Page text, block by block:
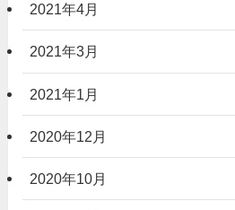
2021年4月
2021年3月
2021年1月
2020年12月
2020年10月